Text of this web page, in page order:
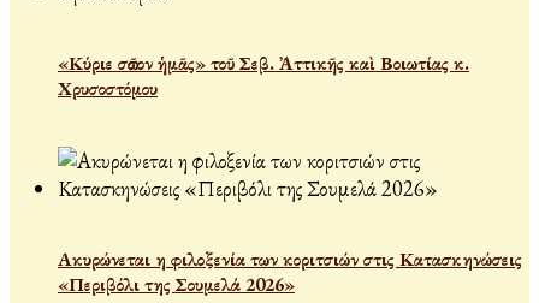
«Κύριε σῶσον ἡμᾶς» τοῦ Σεβ. Ἀττικῆς καὶ Βοιωτίας κ.
Χρυσοστόμου
Ακυρώνεται η φιλοξενία των κοριτσιών στις Κατασκηνώσεις
«Περιβόλι της Σουμελά 2026»